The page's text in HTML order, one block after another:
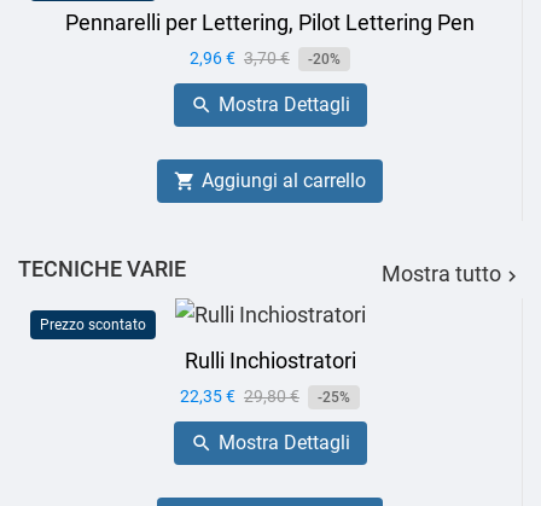
Pennarelli per Lettering, Pilot Lettering Pen
Prezzo
2,96 € Prezzo
base
3,70 € -20%
 Mostra Dettagli
 Aggiungi al carrello
TECNICHE VARIE Mostra tutto 
Prezzo scontato
Rulli Inchiostratori
Prezzo
22,35 € Prezzo
base
29,80 € -25%
 Mostra Dettagli